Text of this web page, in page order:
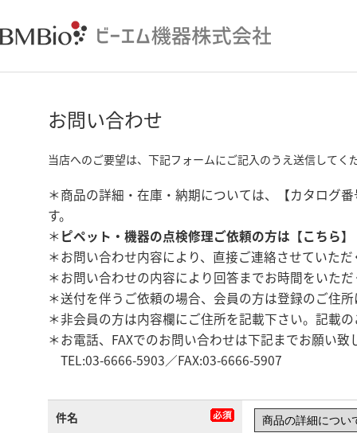
お問い合わせ
当店へのご要望は、下記フォームにご記入のうえ送信してく
＊商品の詳細・在庫・納期については、【カタログ
す。
＊ ピペット・機器の点検修理ご依頼の方は【こちら】
＊お問い合わせ内容により、直接ご連絡させていた
＊お問い合わせの内容により回答までお時間をいた
＊送付を伴うご依頼の場合、会員の方は登録のご住
＊非会員の方は内容欄にご住所を記載下さい。記載
＊お電話、FAXでのお問い合わせは下記までお願い致
TEL:03-6666-5903／FAX:03-6666-5907
件名